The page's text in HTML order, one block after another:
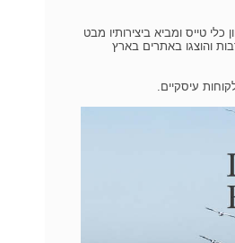
את ישראל מעל 2 עשורים במגוון כלי טייס ומביא ביצירותיו מבט
והוצגו באתרים בארץ
עיסקיים.